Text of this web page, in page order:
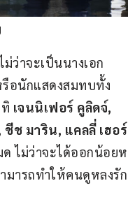
ว่าจะเป็นนางเอก
อนักแสดงสมทบทั้ง
เจนนิเฟอร์ คูลิดจ์,
ช มาริน, แคลลี่ เฮอร์
ไม่ว่าจะได้ออกน้อยห
มารถทำให้คนดูหลงรัก